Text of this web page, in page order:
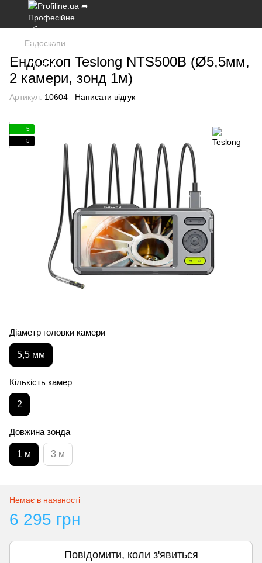
Ендоскопи
Ендоскоп Teslong NTS500B (Ø5,5мм,
2 камери, зонд 1м)
Артикул: 10604 Написати відгук
5
5
Діаметр головки камери
5,5 мм
Кількість камер
2
Довжина зонда
1 м 3 м
Немає в наявності
6 295 грн
Повідомити, коли з'явиться